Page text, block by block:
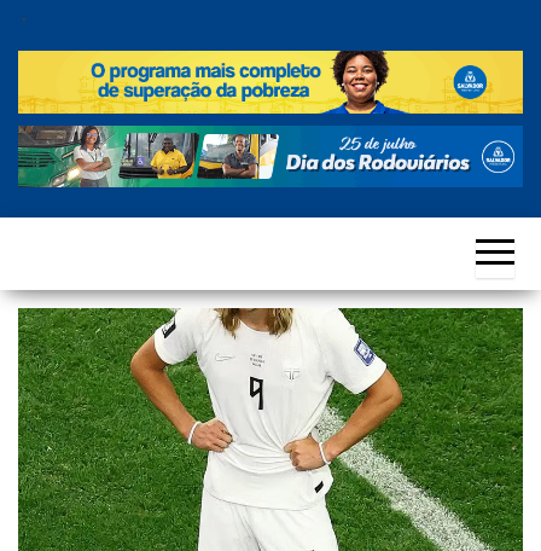
Magazine
do Rio
e
região!
.